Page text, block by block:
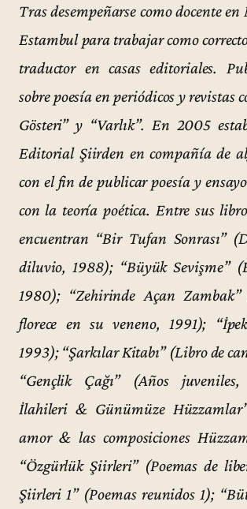
Tras desempeñarse como docente
Estambul para trabajar como
traductor en casas editoriales.
sobre poesía en periódicos y revistas
Gösteri” y “Varlık”. En 2005
Editorial Şiirden en compañía de
con el fin de publicar poesía y
con la teoría poética. Entre sus
encuentran “Bir Tufan Sonrası”
diluvio, 1988); “Büyük Sevişme”
1980); “Zehirinde Açan
florece en su veneno, 1991);
1993); “Şarkılar Kitabı” (Libro de
“Gençlik Çağı” (Años
İlahileri & Günümüze
amor & las composiciones
“Özgürlük Şiirleri” (Poemas de
Şiirleri 1” (Poemas reunidos 1);